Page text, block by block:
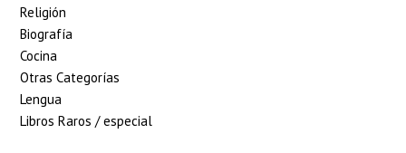
Religión
Biografía
Cocina
Otras Categorías
Lengua
Libros Raros / especial